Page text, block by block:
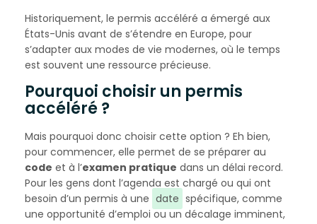
Historiquement, le permis accéléré a émergé aux
États-Unis avant de s’étendre en Europe, pour
s’adapter aux modes de vie modernes, où le temps
est souvent une ressource précieuse.
Pourquoi choisir un permis
accéléré ?
Mais pourquoi donc choisir cette option ? Eh bien,
pour commencer, elle permet de se préparer au
code et à l’examen pratique dans un délai record.
Pour les gens dont l’agenda est chargé ou qui ont
besoin d’un permis à une date spécifique, comme
une opportunité d’emploi ou un décalage imminent,